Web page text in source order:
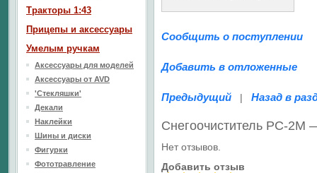
Сообщить о поступлении
Добавить в отложенные
Предыдущий | Назад в
Снегоочиститель РС-2М
Нет отзывов.
Добавить отзыв
Тракторы 1:43
Прицепы и аксессуары
Умелым ручкам
Аксессуары для моделей
Аксессуары от AVD
'Стекляшки'
Декали
Наклейки
Шины и диски
Фигурки
Фототравление